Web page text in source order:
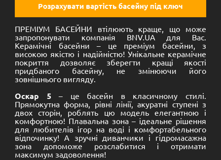
Розрахувати вартість басейну під ключ
ПРЕМІУМ БАСЕЙНИ втілюють краще, що може
запропонувати компанія BNV.UA для Вас.
Керамічні басейни – це преміум басейни, з
високою якістю і надійністю! Унікальне керамічне
покриття дозволяє зберегти кращі якості
придбаного басейну, не змінюючи його
зовнішнього вигляду.
Оскар 5– це басейн в класичному стилі.
Прямокутна форма, рівні лінії, акуратні ступені з
двох сторін, роблять цю модель елегантною і
комфортною! Плавальна зона – ідеальне рішення
для любителів ігор на воді і комфортабельного
відпочинку! А зручні диванчики і гідромасажна
зона допоможе розслабитися і отримати
максимум задоволення!